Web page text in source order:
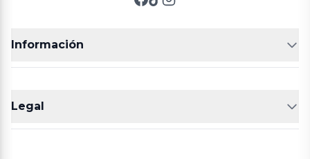
Información
FRUTERÍAS
POLLERÍA
CHARCUTERIA
Legal
Aviso legal